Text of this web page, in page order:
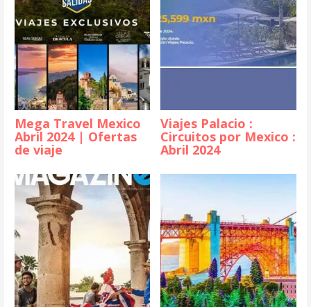
Mega Travel Mexico
Abril 2024 | Ofertas
de viaje
Viajes Palacio :
Circuitos por Mexico :
Abril 2024